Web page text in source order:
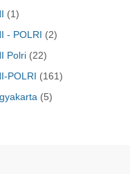
(1)
- POLRI (2)
Polri (22)
POLRI (161)
(5)